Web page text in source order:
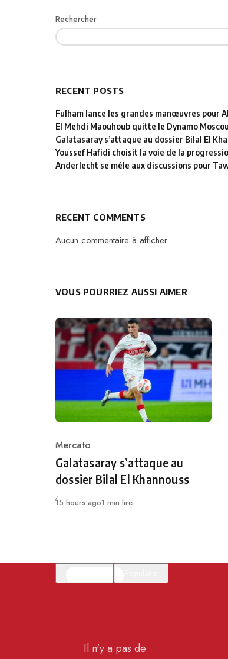
Rechercher
RECENT POSTS
Fulham lance les grandes manœuvres pour
El Mehdi Maouhoub quitte le Dynamo
Galatasaray s’attaque au dossier Bilal El
Youssef Hafidi choisit la voie de la
Anderlecht se mêle aux discussions pour
RECENT COMMENTS
Aucun commentaire à afficher.
VOUS POURRIEZ AUSSI AIMER
Category
Mercato
Galatasaray s’attaque au
dossier Bilal El Khannouss
Publié
15 hours ago1 min lire
Il n'y a pas de